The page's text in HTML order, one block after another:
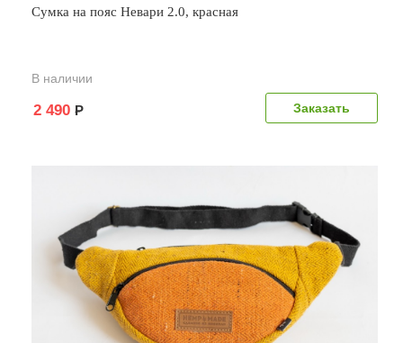
Сумка на пояс Невари 2.0, красная
В наличии
Заказать
2 490 Р